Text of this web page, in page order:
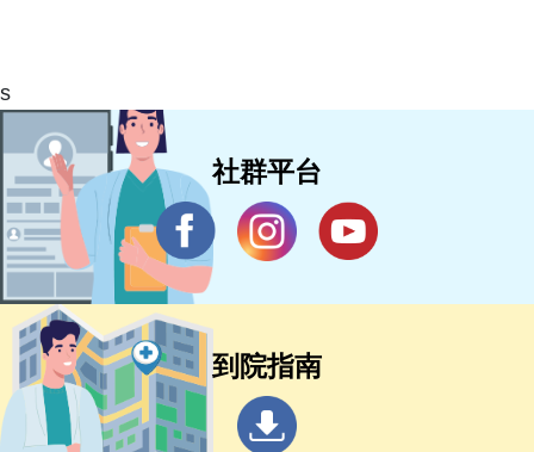
s
社群平台
到院指南